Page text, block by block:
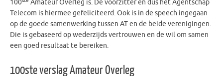
100
Amateur Overleg is. De voorzitter en dus het Agentschap
Telecom is hiermee gefeliciteerd. Ook is in de speech ingegaan
op de goede samenwerking tussen AT en de beide verenigingen.
Die is gebaseerd op wederzijds vertrouwen en de wil om samen
een goed resultaat te bereiken.
100ste verslag Amateur Overleg